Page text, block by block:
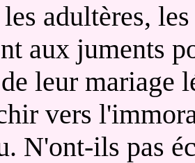
adultères,
aux juments
leur mariage
vers
N'ont-ils pas